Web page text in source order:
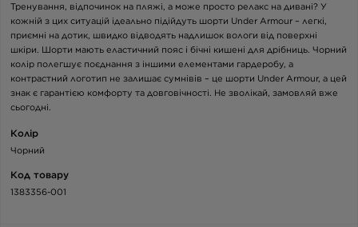
Тренування, відпочинок на пляжі, а може просто релакс на дивані? У
кожній з цих ситуацій ідеально підійдуть шорти Under Armour – легкі,
приємні на дотик, швидко відводять надлишок вологи від поверхні
шкіри. Шорти мають еластичний пояс і бічні кишені для дрібниць. Чорний
колір полегшує поєднання з іншими елементами гардеробу, а
контрастний логотип не залишає сумнівів – це шорти Under Armour, а цей
знак є гарантією комфорту та довговічності. Не зволікай, замовляй вже
сьогодні.
Колір
Чорний
Код товару
1383356-001